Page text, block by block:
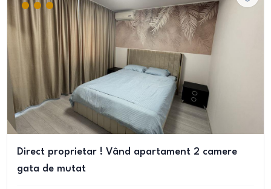
Direct proprietar ! Vând apartament 2 camere
gata de mutat